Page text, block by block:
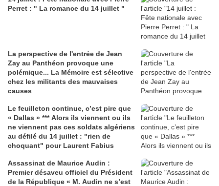
Perret : " La romance du 14 juillet "
La perspective de l'entrée de Jean
Zay au Panthéon provoque une
polémique... La Mémoire est sélective
chez les militants des mauvaises
causes
Le feuilleton continue, c’est pire que
« Dallas » *** Alors ils viennent ou ils
ne viennent pas ces soldats algériens
au défilé du 14 juillet : "rien de
choquant" pour Laurent Fabius
Assassinat de Maurice Audin :
Premier désaveu officiel du Président
de la République « M. Audin ne s’est